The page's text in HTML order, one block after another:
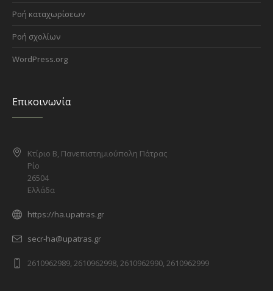
Ροή καταχωρίσεων
Ροή σχολίων
WordPress.org
Επικοινωνία
Κτίριο Β, Πανεπιστημιούπολη Πάτρας
Ρίο
26504
Ελλάδα
https://ha.upatras.gr
secr-ha@upatras.gr
2610962989, 2610962998, 2610962990, 2610962999